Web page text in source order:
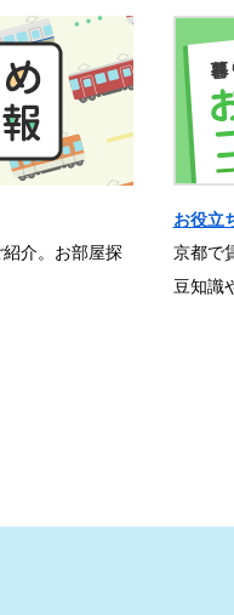
介。お部屋探
お役立
京都で
豆知識